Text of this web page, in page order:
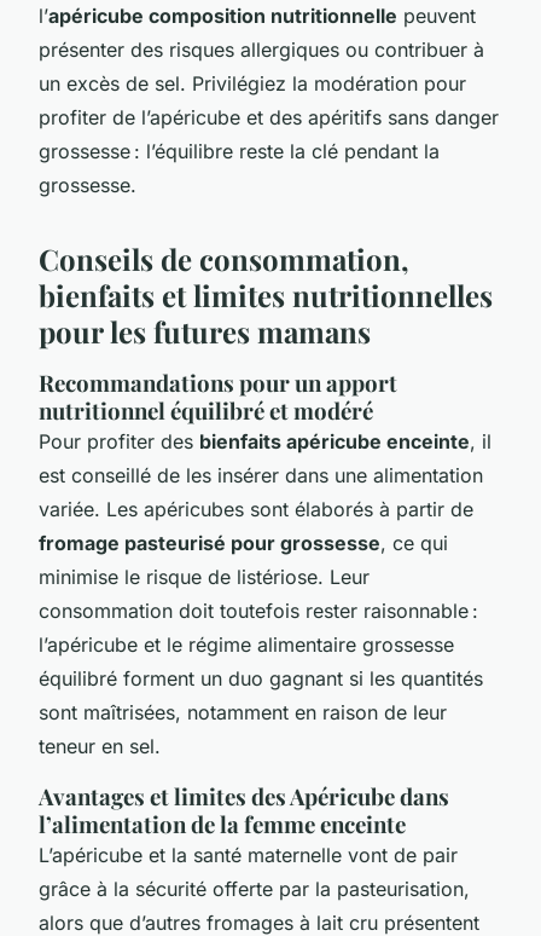
l’apéricube composition nutritionnelle peuvent
présenter des risques allergiques ou contribuer à
un excès de sel. Privilégiez la modération pour
profiter de l’apéricube et des apéritifs sans danger
grossesse : l’équilibre reste la clé pendant la
grossesse.
Conseils de consommation,
bienfaits et limites nutritionnelles
pour les futures mamans
Recommandations pour un apport
nutritionnel équilibré et modéré
Pour profiter des bienfaits apéricube enceinte, il
est conseillé de les insérer dans une alimentation
variée. Les apéricubes sont élaborés à partir de
fromage pasteurisé pour grossesse, ce qui
minimise le risque de listériose. Leur
consommation doit toutefois rester raisonnable :
l’apéricube et le régime alimentaire grossesse
équilibré forment un duo gagnant si les quantités
sont maîtrisées, notamment en raison de leur
teneur en sel.
Avantages et limites des Apéricube dans
l’alimentation de la femme enceinte
L’apéricube et la santé maternelle vont de pair
grâce à la sécurité offerte par la pasteurisation,
alors que d’autres fromages à lait cru présentent